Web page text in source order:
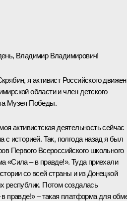
Владимир Владимирович!
я активист Российского
области и член детского
Музея Победы.
активистская деятельность сейчас
с историей. Так, полгода назад я был
Первого Всероссийского школьного
«Сила ‒ в правде!». Туда приехали
со всей страны и из Донецкой
республик. Потом создалась
в правде!» ‒ такая платформа для